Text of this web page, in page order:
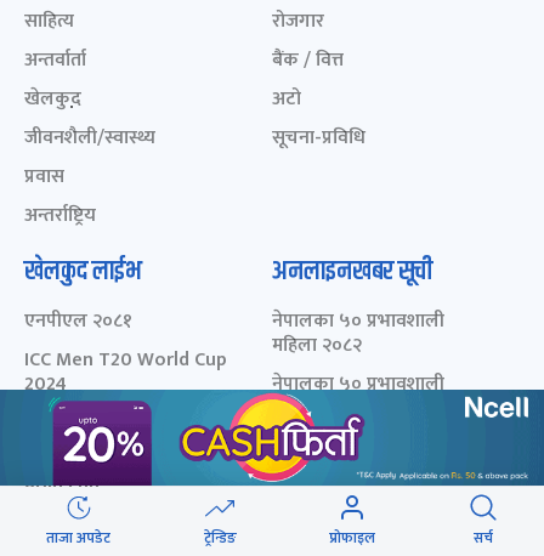
ताजा अपडेट ट्रेन्डिङ प्रोफाइल सर्च
साहित्य
अन्तर्वार्ता
खेलकुद़़
जीवनशैली/स्वास्थ्य
प्रवास
अन्तर्राष्ट्रिय
रोजगार
बैंक / वित्त
अटो
सूचना-प्रविधि
खेलकुद लाईभ
एनपीएल २०८१
ICC Men T20 World Cup
2024
IPL 2024
Aaha RARA Pokhara
gold cup
Nepal Super League -
2080
अनलाइनखबर सूची
नेपालका ५० प्रभावशाली
महिला २०८२
नेपालका ५० प्रभावशाली
महिला २०८१
नेपालका ५० प्रभावशाली
महिला २०८०
चालीस मुनिका चालीस- २०८३
- छनोट मनोनयन फर्म